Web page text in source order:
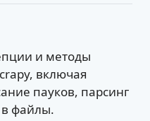
и методы
включая
пауков, парсинг
файлы.